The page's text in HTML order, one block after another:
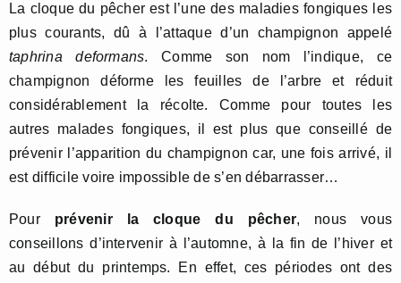
La cloque du pêcher est l’une des maladies fongiques les
plus courants, dû à l’attaque d’un champignon appelé
taphrina deformans. Comme son nom l’indique, ce
champignon déforme les feuilles de l’arbre et réduit
considérablement la récolte. Comme pour toutes les
autres malades fongiques, il est plus que conseillé de
prévenir l’apparition du champignon car, une fois arrivé, il
est difficile voire impossible de s’en débarrasser…
Pour prévenir la cloque du pêcher, nous vous
conseillons d’intervenir à l’automne, à la fin de l’hiver et
au début du printemps. En effet, ces périodes ont des